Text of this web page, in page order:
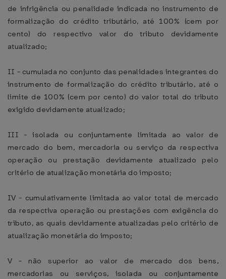
de infrigência ou penalidade indicada no instrumento de
formalização do crédito tributário, até 100% (cem por
cento) do respectivo valor do tributo devidamente
atualizado;
II - cumulada no conjunto das penalidades integrantes do
instrumento de formalização do crédito tributário, até o
limite de 100% (cem por cento) do valor total do tributo
exigido devidamente atualizado;
III - isolada ou conjuntamente limitada ao valor de
mercado do bem, mercadoria ou serviço da respectiva
operação ou prestação devidamente atualizado pelo
critério de atualização monetária do imposto;
IV - cumulativamente limitada ao valor total de mercado
da respectiva operação ou prestações com exigência do
tributo, as quais devidamente atualizadas pelo critério de
atualização monetária do imposto;
V - não superior ao valor de mercado dos bens,
mercadorias ou serviços, isolada ou conjuntamente